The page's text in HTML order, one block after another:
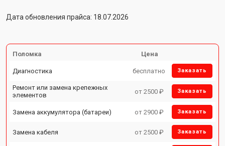
Дата обновления прайса: 18.07.2026
Поломка Цена
Диагностика бесплатно Заказать
Ремонт или замена крепежных
элементов
от 2500 ₽ Заказать
Замена аккумулятора (батареи) от 2900 ₽ Заказать
Замена кабеля от 2500 ₽ Заказать